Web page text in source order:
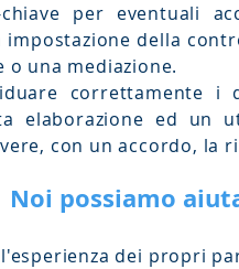
per eventuali
della
una mediazione.
correttamente
elaborazione ed un
con un accordo, la
Noi possiamo
dei propri